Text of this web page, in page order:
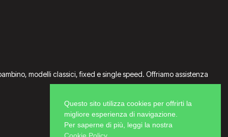
modelli classici, fixed e single speed. Offriamo assistenza
Questo sito utilizza cookies per offrirti la
migliore esperienza di navigazione.
Per saperne di più, leggi la nostra